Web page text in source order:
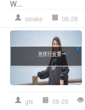
W...
sslake 08-28
gfx 08-28